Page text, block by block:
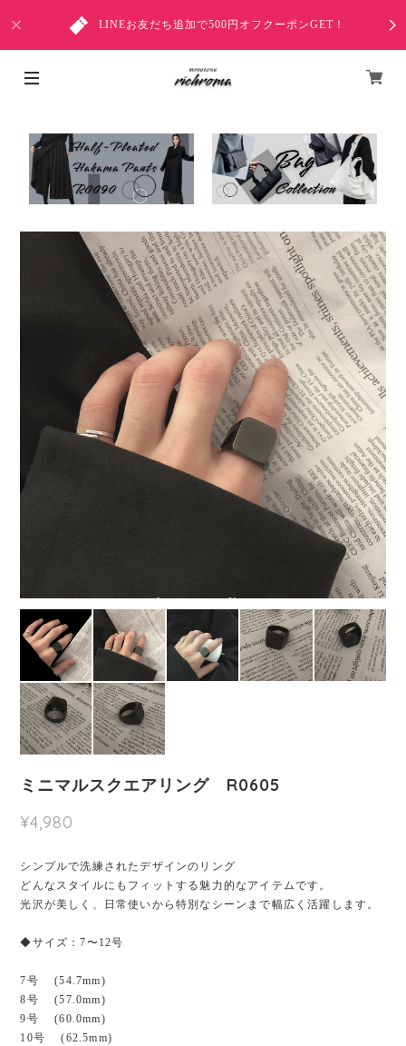
LINEお友だち追加で500円オフクーポンGET！
ミニマルスクエアリング R0605
¥4,980
シンプルで洗練されたデザインのリング
どんなスタイルにもフィットする魅力的なアイテムです。
光沢が美しく、日常使いから特別なシーンまで幅広く活躍します。
◆サイズ：7〜12号
7号 (54.7mm)
8号 (57.0mm)
9号 (60.0mm)
10号 (62.5mm)